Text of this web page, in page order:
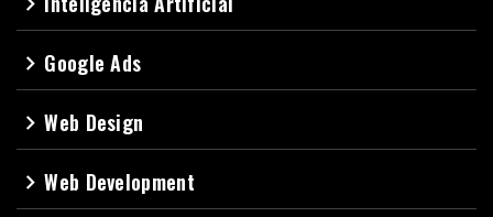
navigate_next Google Ads
navigate_nextWeb Design
navigate_nextWeb Development